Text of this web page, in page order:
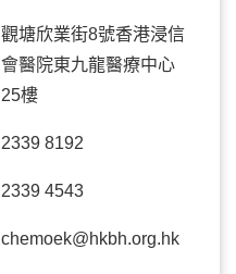
觀塘欣業街8號香港浸信
會醫院東九龍醫療中心
25樓
2339 8192
2339 4543
chemoek@hkbh.org.hk